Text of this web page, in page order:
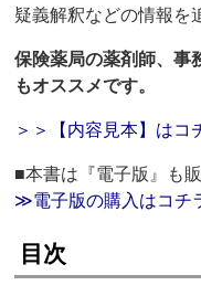
疑義解釈などの情報を
保険薬局の薬剤師、事
もオススメです。
＞＞【内容見本】はコ
■本書は『電子版』も
≫電子版の購入はコチ
目次